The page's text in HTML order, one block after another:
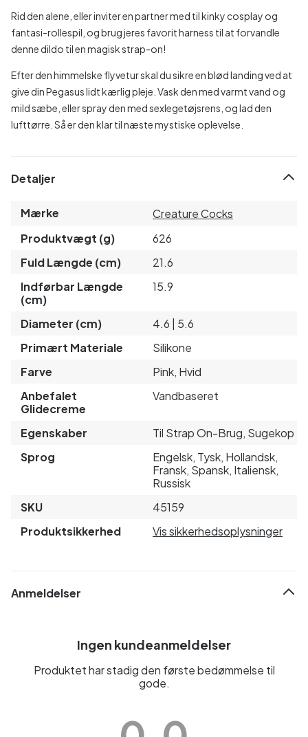
Rid den alene, eller inviter en partner med til kinky cosplay og
fantasi-rollespil, og brug jeres favorit harness til at forvandle
denne dildo til en magisk strap-on!
Efter den himmelske flyvetur skal du sikre en blød landing ved at
give din Pegasus lidt kærlig pleje. Vask den med varmt vand og
mild sæbe, eller spray den med sexlegetøjsrens, og lad den
lufttørre. Så er den klar til næste mystiske oplevelse.
Detaljer
Mærke
Creature Cocks
Produktvægt (g)
626
Fuld Længde (cm)
21.6
Indførbar Længde
(cm)
15.9
Diameter (cm)
4.6 | 5.6
Primært Materiale
Silikone
Farve
Pink, Hvid
Anbefalet
Glidecreme
Vandbaseret
Egenskaber
Til Strap On-Brug, Sugekop
Sprog
Engelsk, Tysk, Hollandsk,
Fransk, Spansk, Italiensk,
Russisk
SKU
45159
Produktsikkerhed
Vis sikkerhedsoplysninger
Anmeldelser
Ingen kundeanmeldelser
Produktet har stadig den første bedømmelse til
gode.